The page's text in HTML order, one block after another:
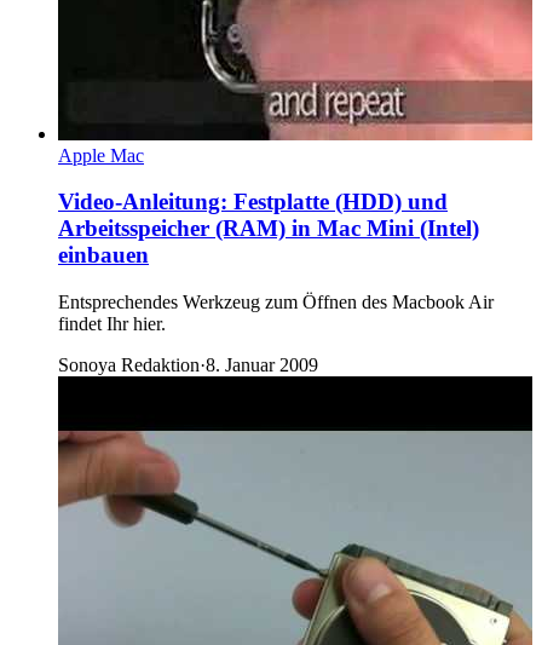
Apple Mac
Video-Anleitung: Festplatte (HDD) und
Arbeitsspeicher (RAM) in Mac Mini (Intel)
einbauen
Entsprechendes Werkzeug zum Öffnen des Macbook Air
findet Ihr hier.
Sonoya Redaktion·8. Januar 2009